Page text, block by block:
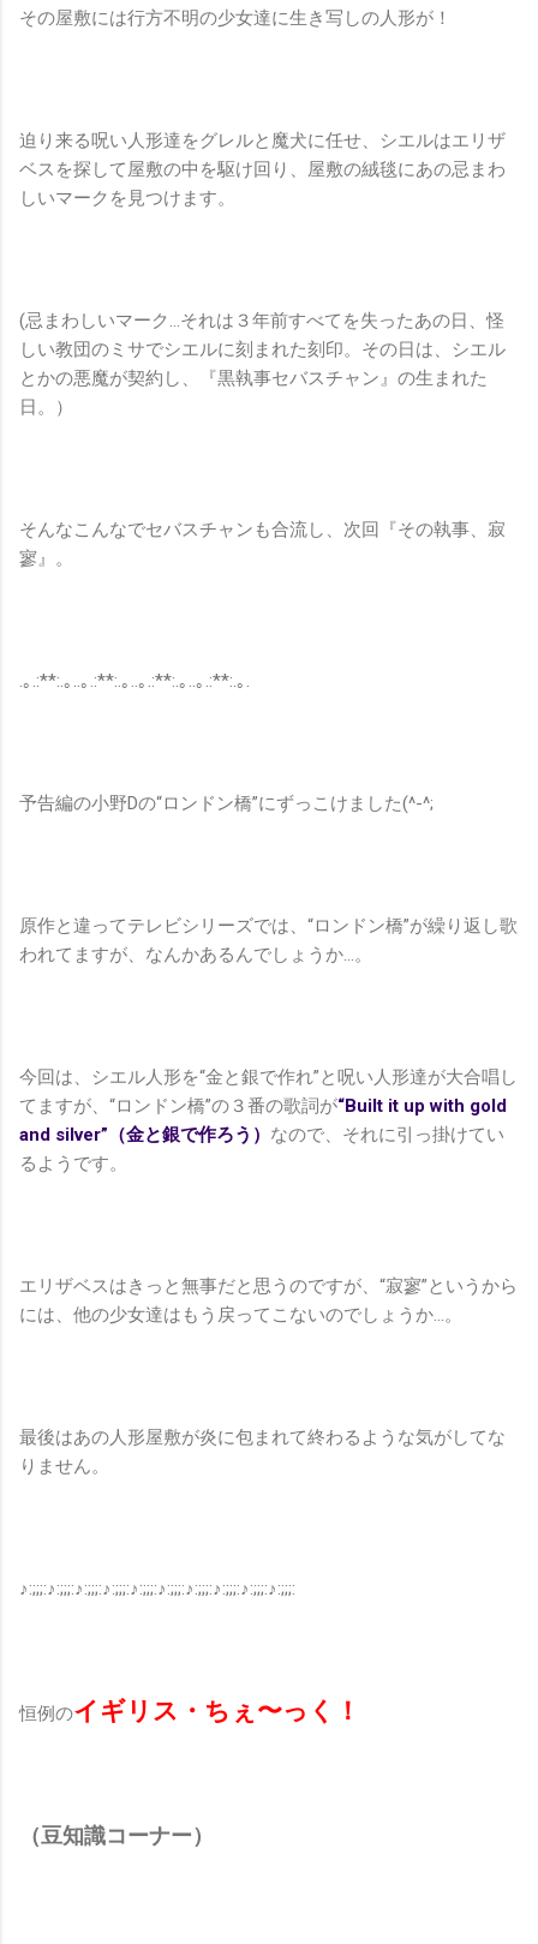
その屋敷には行方不明の少女達に生き写しの人形が！
迫り来る呪い人形達をグレルと魔犬に任せ、シエルはエリザ
ベスを探して屋敷の中を駆け回り、屋敷の絨毯にあの忌まわ
しいマークを見つけます。
(忌まわしいマーク…それは３年前すべてを失ったあの日、怪
しい教団のミサでシエルに刻まれた刻印。その日は、シエル
とかの悪魔が契約し、『黒執事セバスチャン』の生まれた
日。）
そんなこんなでセバスチャンも合流し、次回『その執事、寂
寥』。
.｡.:**:.｡..｡.:**:.｡..｡.:**:.｡..｡.:**:.｡.
予告編の小野Dの“ロンドン橋”にずっこけました(^-^;
原作と違ってテレビシリーズでは、“ロンドン橋”が繰り返し歌
われてますが、なんかあるんでしょうか…。
今回は、シエル人形を“金と銀で作れ”と呪い人形達が大合唱し
てますが、“ロンドン橋”の３番の歌詞が“Built it up with gold
and silver”（金と銀で作ろう） なので、それに引っ掛けてい
るようです。
エリザベスはきっと無事だと思うのですが、“寂寥”というから
には、他の少女達はもう戻ってこないのでしょうか…。
最後はあの人形屋敷が炎に包まれて終わるような気がしてな
りません。
♪:;;;:♪:;;;:♪:;;;:♪:;;;:♪:;;;:♪:;;;:♪:;;;:♪:;;;:♪:;;;:♪:;;;:
恒例のイギリス・ちぇ〜っく！
（豆知識コーナー）